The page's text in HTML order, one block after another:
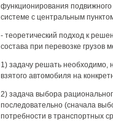
функционирования
системе с центральным
- теоретический подход к
состава при перевозке грузов
1) задачу решать необходимо,
взятого автомобиля на
2) задача выбора
последовательно (сначала
потребности в транспортных